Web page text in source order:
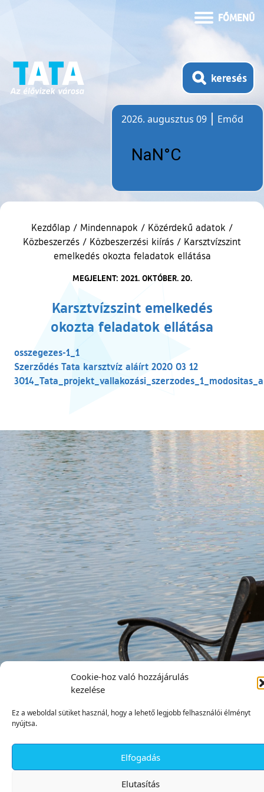
Cookie-hoz való hozzájárulás
kezelése
Ez a weboldal sütiket használ, hogy a lehető legjobb felhasználói élményt
nyújtsa.
Elfogadás
Elutasítás
FŐMENÜ
keresés
2026. augusztus 09
Emőd
Kezdőlap / Mindennapok / Közérdekű adatok /
Közbeszerzés / Közbeszerzési kiírás / Karsztvízszint
emelkedés okozta feladatok ellátása
MEGJELENT: 2021. OKTÓBER. 20.
Karsztvízszint emelkedés
okozta feladatok ellátása
osszegezes-1_1
Szerződés Tata karsztvíz aláírt 2020 03 12(külső
✕